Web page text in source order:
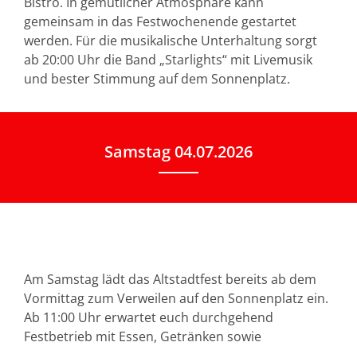
gemeinsam in das Festwochenende gestartet
werden. Für die musikalische Unterhaltung sorgt
ab 20:00 Uhr die Band „Starlights“ mit Livemusik
und bester Stimmung auf dem Sonnenplatz.
Samstag 04.07.2026
Am Samstag lädt das Altstadtfest bereits ab dem
Vormittag zum Verweilen auf den Sonnenplatz ein.
Ab 11:00 Uhr erwartet euch durchgehend
Festbetrieb mit Essen, Getränken sowie